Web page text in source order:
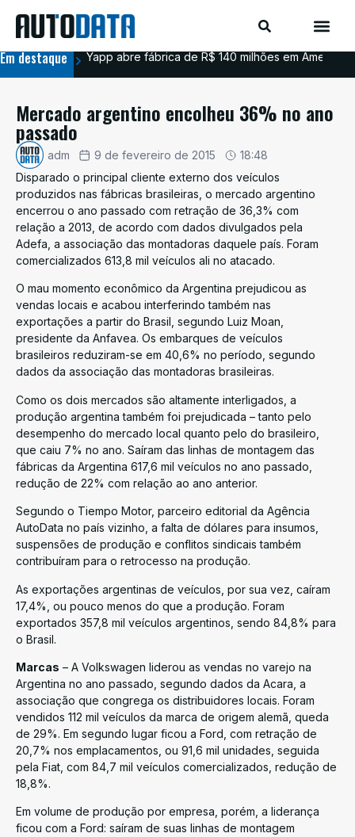
Em destaque Yapp abre fábrica de R$ 140 milhões em
Mercado argentino encolheu 36% no ano
passado
adm 9 de fevereiro de 2015
18:48
Disparado o principal cliente externo dos veículos
produzidos nas fábricas brasileiras, o mercado argentino
encerrou o ano passado com retração de 36,3% com
relação a 2013, de acordo com dados divulgados pela
Adefa, a associação das montadoras daquele país. Foram
comercializados 613,8 mil veículos ali no atacado.
O mau momento econômico da Argentina prejudicou as
vendas locais e acabou interferindo também nas
exportações a partir do Brasil, segundo Luiz Moan,
presidente da Anfavea. Os embarques de veículos
brasileiros reduziram-se em 40,6% no período, segundo
dados da associação das montadoras brasileiras.
Como os dois mercados são altamente interligados, a
produção argentina também foi prejudicada – tanto pelo
desempenho do mercado local quanto pelo do brasileiro,
que caiu 7% no ano. Saíram das linhas de montagem das
fábricas da Argentina 617,6 mil veículos no ano passado,
redução de 22% com relação ao ano anterior.
Segundo o Tiempo Motor, parceiro editorial da Agência
AutoData no país vizinho, a falta de dólares para insumos,
suspensões de produção e conflitos sindicais também
contribuíram para o retrocesso na produção.
As exportações argentinas de veículos, por sua vez, caíram
17,4%, ou pouco menos do que a produção. Foram
exportados 357,8 mil veículos argentinos, sendo 84,8% para
o Brasil.
Marcas – A Volkswagen liderou as vendas no varejo na
Argentina no ano passado, segundo dados da Acara, a
associação que congrega os distribuidores locais. Foram
vendidos 112 mil veículos da marca de origem alemã, queda
de 29%. Em segundo lugar ficou a Ford, com retração de
20,7% nos emplacamentos, ou 91,6 mil unidades, seguida
pela Fiat, com 84,7 mil veículos comercializados, redução de
18,8%.
Em volume de produção por empresa, porém, a liderança
ficou com a Ford: saíram de suas linhas de montagem